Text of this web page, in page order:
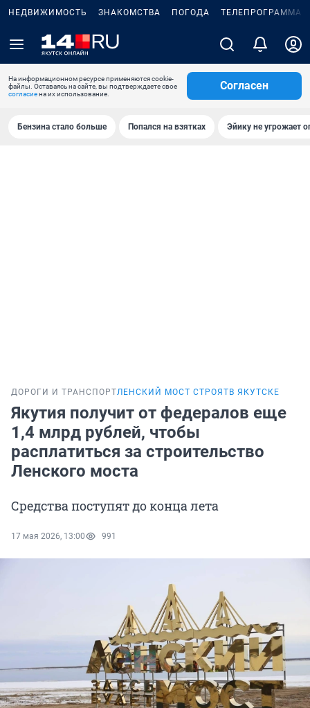
НЕДВИЖИМОСТЬ ЗНАКОМСТВА ПОГОДА ТЕЛЕПРОГРАММА
На информационном ресурсе применяются cookie-
файлы. Оставаясь на сайте, вы подтверждаете свое
согласиена их использование.
Согласен
Бензина стало больше Попался на взятках Эйику не угрожает
ДОРОГИ И ТРАНСПОРТЛЕНСКИЙ МОСТ СТРОЯТ В ЯКУТСКЕ
Якутия получит от федералов еще
1,4 млрд рублей, чтобы
расплатиться за строительство
Ленского моста
Средства поступят до конца лета
17 мая 2026, 13:00 991